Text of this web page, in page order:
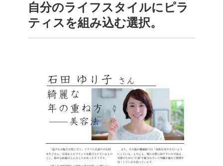
自分のライフスタイルにピラ
ティスを組み込む選択。